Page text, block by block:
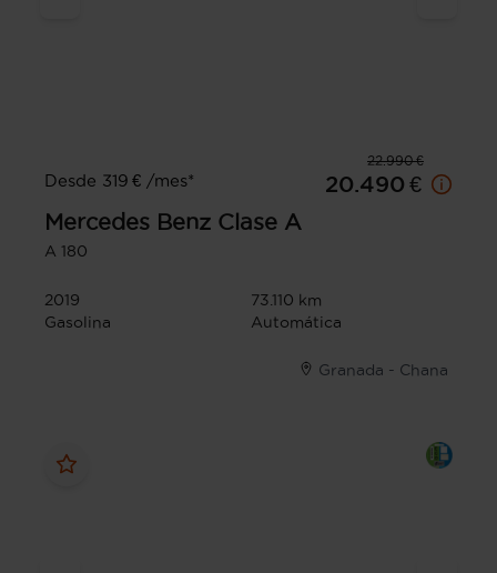
22.990 €
Desde 319 € /mes*
20.490 €
Mercedes Benz Clase A
A 180
2019
73.110 km
Gasolina
Automática
Granada - Chana